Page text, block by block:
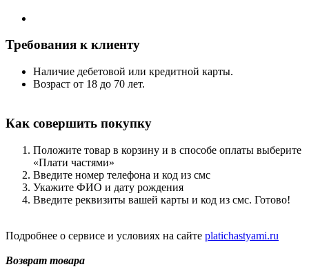
Требования к клиенту
Наличие дебетовой или кредитной карты.
Возраст от 18 до 70 лет.
Как совершить покупку
Положите товар в корзину и в способе оплаты выберите
«Плати частями»
Введите номер телефона и код из смс
Укажите ФИО и дату рождения
Введите реквизиты вашей карты и код из смс. Готово!
Подробнее о сервисе и условиях на сайте platichastyami.ru
Возврат товара